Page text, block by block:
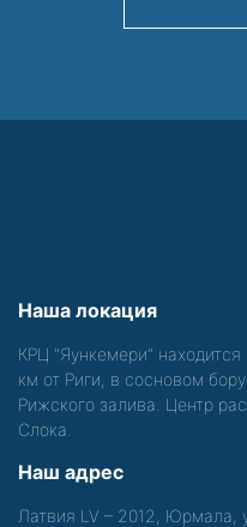
Наша локация
КРЦ "Яункемери"
км от Риги, в сосновом
Рижского залива. Центр
Слока.
Наш адрес
Латвия LV – 2012, Юрмала,